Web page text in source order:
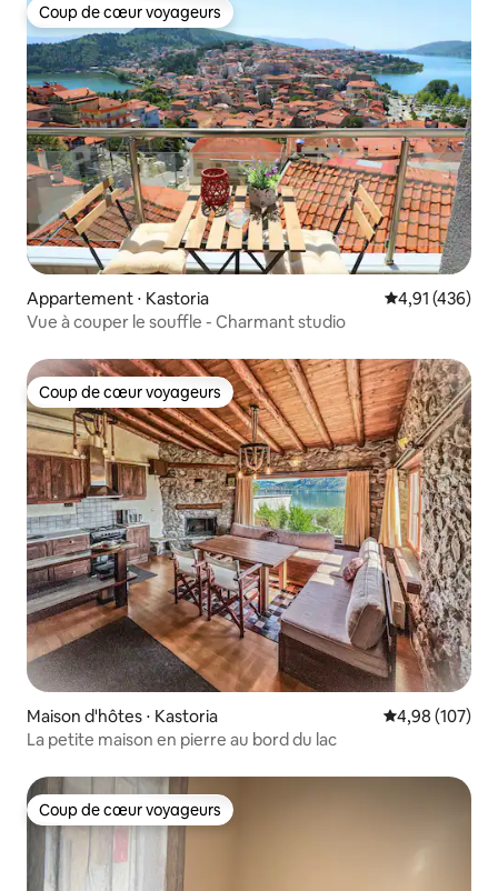
Coup de cœur voyageurs
Coup de cœur voyageurs
Appartement ⋅ Kastoria Évaluation
4,91 (436)
Vue à couper le souffle - Charmant studio
Coup de cœur voyageurs
Coup de cœur voyageurs
Maison d'hôtes ⋅ Kastoria Évaluation
4,98 (107)
La petite maison en pierre au bord du lac
Coup de cœur voyageurs
Coup de cœur voyageurs